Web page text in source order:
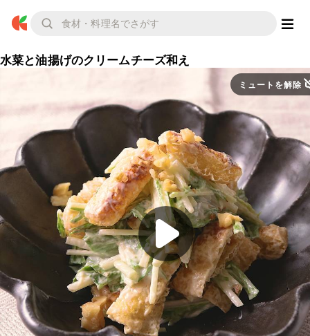
水菜と油揚げのクリームチーズ和え
ミュートを解除